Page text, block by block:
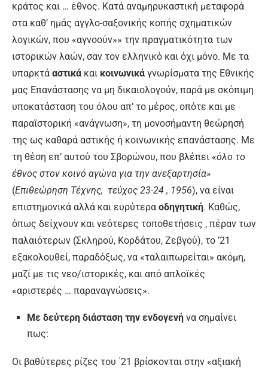
κράτος και … έθνος. Κατά αναμηρυκαστική μεταφορά
στα καθ’ ημάς αγγλο-σαξονικής κοπής σχηματικών
λογικών, που «αγνοούν»» την πραγματικότητα των
ιστορικών λαών, σαν τον ελληνικό και όχι μόνο. Με τα
υπαρκτά αστικά και κοινωνικά γνωρίσματα της Εθνικής
μας Επανάστασης να μη δικαιολογούν, παρά με σκόπιμη
υποκατάσταση του όλου απ’ το μέρος, οπότε και με
παραϊστορική «ανάγνωση», τη μονοσήμαντη θεώρησή
της ως καθαρά αστικής ή κοινωνικής επανάστασης. Με
τη θέση επ’ αυτού του Σβορώνου, που βλέπει «όλο το
έθνος στον κοινό αγώνα για την ανεξαρτησία»
(Επιθεώρηση Τέχνης, τεύχος 23-24 , 1956), να είναι
επιστημονικά αλλά και ευρύτερα οδηγητική. Καθώς,
όπως δείχνουν και νεότερες τοποθετήσεις , πέραν των
παλαιότερων (Σκληρού, Κορδάτου, Ζεβγού), το ’21
εξακολουθεί, παραδόξως, να «ταλαιπωρείται» ακόμη,
μαζί με τις νεο/ιστορικές, και από απλοϊκές
«αριστερές … παραναγνώσεις».
Με δεύτερη διάσταση την ενδογενή να σημαίνει
πως:
Οι βαθύτερες ρίζες του ΄21 βρίσκονται στην «αξιακή